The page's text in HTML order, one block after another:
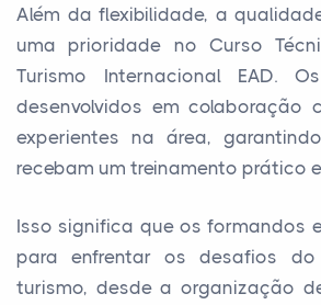
Além da flexibilidade, a
uma prioridade no Curso
Turismo Internacional EAD.
desenvolvidos em colaboração
experientes na área,
recebam um treinamento prático
Isso significa que os formandos
para enfrentar os desafios
turismo, desde a organização